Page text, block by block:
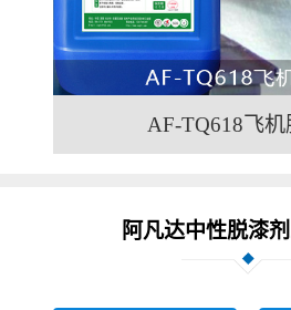
AF-TQ618飞机
阿凡达中性脱漆